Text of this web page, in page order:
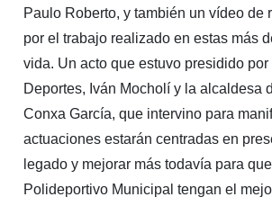
Paulo Roberto, y también un vídeo de
por el trabajo realizado en estas más
vida. Un acto que estuvo presidido
Deportes, Iván Mocholí y la alcaldesa
Conxa García, que intervino para
actuaciones estarán centradas en
legado y mejorar más todavía para
Polideportivo Municipal tengan el